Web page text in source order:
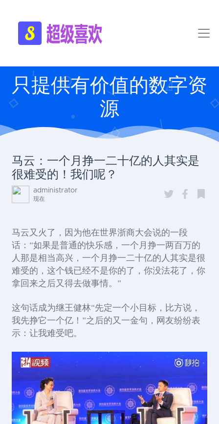
只提供有价值的数字资
源
马云：一个月挣一二十亿的人其实是
很难受的！我们呢？
administrator
现在
马云又火了，因为他在世界浙商大会说的一段
话：“如果是普通的快乐感，一个月挣一两百万的
人那是相当高兴，一个月挣一二十亿的 人其实是很
难受的，这个钱已经不是你的了，你没法花了，你
拿回来之后又得去做事情。 ”
这句话成为继王健林“先定一个小目标，比方说，
我先挣它一个亿！”之后的又一金句，
网友纷纷表
示：让我难受吧。